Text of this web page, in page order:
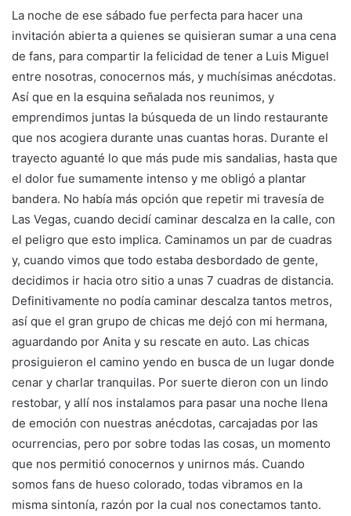
La noche de ese sábado fue perfecta para hacer una
invitación abierta a quienes se quisieran sumar a una cena
de fans, para compartir la felicidad de tener a Luis Miguel
entre nosotras, conocernos más, y muchísimas anécdotas.
Así que en la esquina señalada nos reunimos, y
emprendimos juntas la búsqueda de un lindo restaurante
que nos acogiera durante unas cuantas horas. Durante el
trayecto aguanté lo que más pude mis sandalias, hasta que
el dolor fue sumamente intenso y me obligó a plantar
bandera. No había más opción que repetir mi travesía de
Las Vegas, cuando decidí caminar descalza en la calle, con
el peligro que esto implica. Caminamos un par de cuadras
y, cuando vimos que todo estaba desbordado de gente,
decidimos ir hacia otro sitio a unas 7 cuadras de distancia.
Definitivamente no podía caminar descalza tantos metros,
así que el gran grupo de chicas me dejó con mi hermana,
aguardando por Anita y su rescate en auto. Las chicas
prosiguieron el camino yendo en busca de un lugar donde
cenar y charlar tranquilas. Por suerte dieron con un lindo
restobar, y allí nos instalamos para pasar una noche llena
de emoción con nuestras anécdotas, carcajadas por las
ocurrencias, pero por sobre todas las cosas, un momento
que nos permitió conocernos y unirnos más. Cuando
somos fans de hueso colorado, todas vibramos en la
misma sintonía, razón por la cual nos conectamos tanto.